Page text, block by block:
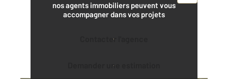
nos agents immobiliers peuvent vous
accompagner dans vos projets
Contacter l'agence
Demander une estimation